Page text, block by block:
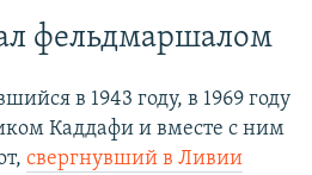
фельдмаршалом
в 1943 году, в 1969 году
Каддафи и вместе с ним
свергнувший в Ливии